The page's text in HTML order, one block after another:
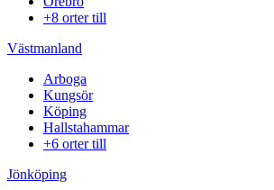
+8 orter till
Västmanland
Arboga
Kungsör
Köping
Hallstahammar
+6 orter till
Jönköping